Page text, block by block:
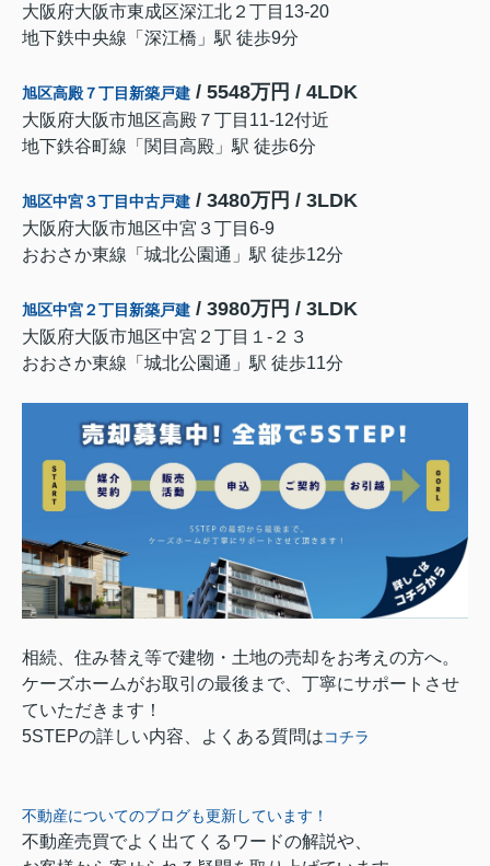
大阪府大阪市東成区深江北２丁目13-20
地下鉄中央線「深江橋」駅 徒歩9分
旭区高殿７丁目新築戸建 / 5548万円 / 4LDK
大阪府大阪市旭区高殿７丁目11-12付近
地下鉄谷町線「関目高殿」駅 徒歩6分
旭区中宮３丁目中古戸建 / 3480万円 / 3LDK
大阪府大阪市旭区中宮３丁目6-9
おおさか東線「城北公園通」駅 徒歩12分
旭区中宮２丁目新築戸建 / 3980万円 / 3LDK
大阪府大阪市旭区中宮２丁目１-２３
おおさか東線「城北公園通」駅 徒歩11分
相続、住み替え等で建物・土地の売却をお考えの方へ。
ケーズホームがお取引の最後まで、丁寧にサポートさせ
ていただきます！
5STEPの詳しい内容、よくある質問はコチラ
不動産についてのブログも更新しています！
不動産売買でよく出てくるワードの解説や、